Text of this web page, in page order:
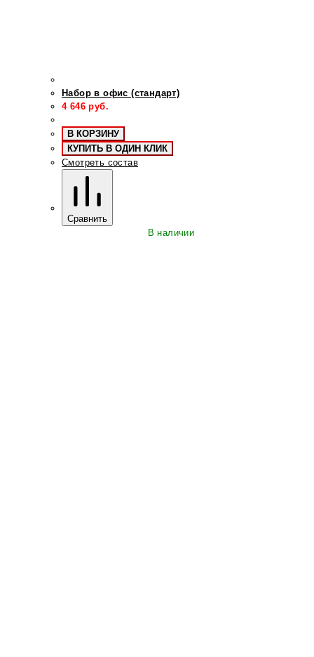
Набор в офис (стандарт)
4 646 руб.
В КОРЗИНУ
КУПИТЬ В ОДИН КЛИК
Смотреть состав
Сравнить
В наличии